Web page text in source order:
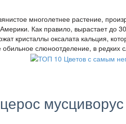
многолетнее растение,
Как правило, вырастает до
кристаллы оксалата кальция,
обильное слюноотделение, в редких